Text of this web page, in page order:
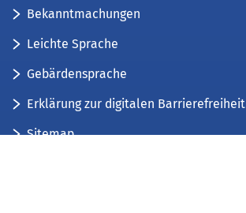
Bekanntmachungen
Leichte Sprache
Gebärdensprache
Erklärung zur digitalen Barrierefreiheit
Sitemap